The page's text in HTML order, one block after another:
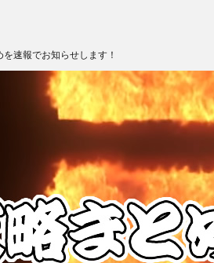
速報でお知らせします！